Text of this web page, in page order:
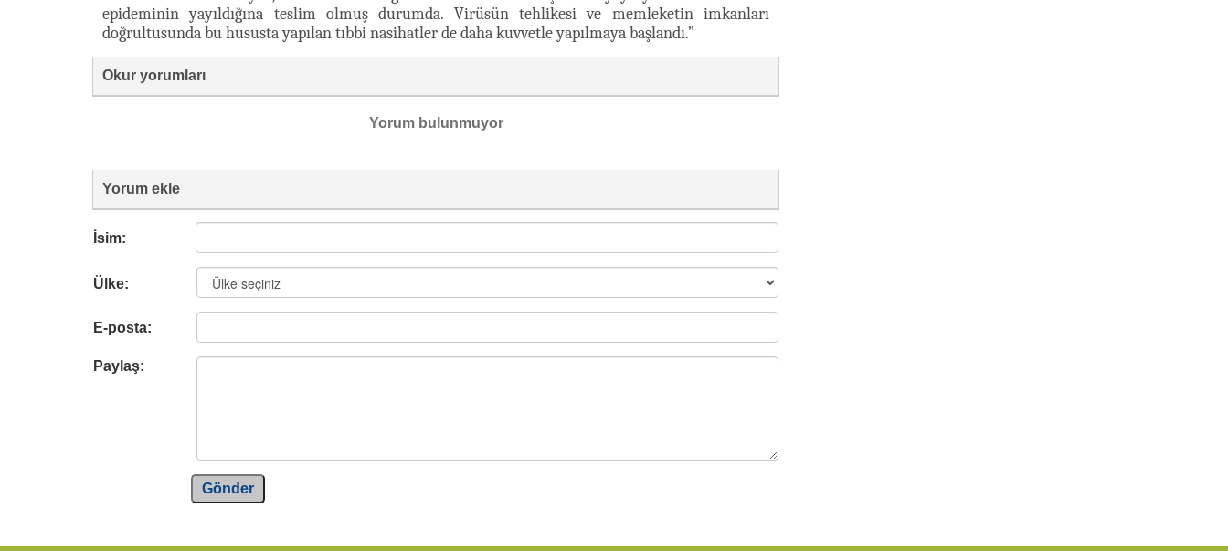
epideminin yayıldığına teslim olmuş durumda. Virüsün tehlikesi ve memleketin imkanları
doğrultusunda bu hususta yapılan tıbbi nasihatler de daha kuvvetle yapılmaya başlandı.”
Okur yorumları
Yorum bulunmuyor
Yorum ekle
İsim:
Ülke:
E-posta:
Paylaş:
Gönder